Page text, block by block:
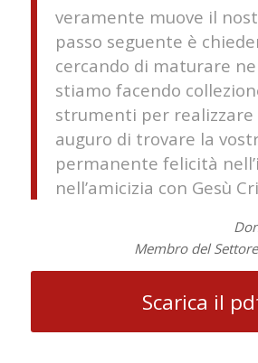
veramente muove il
passo seguente è
cercando di maturare
stiamo facendo
strumenti per realizzare
auguro di trovare la
permanente felicità
nell’amicizia con Gesù
Membro del
Scarica il